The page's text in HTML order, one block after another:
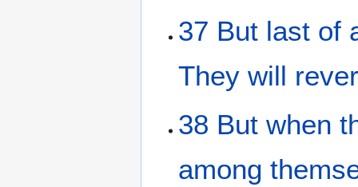
37 But last of
They will
38 But when
among